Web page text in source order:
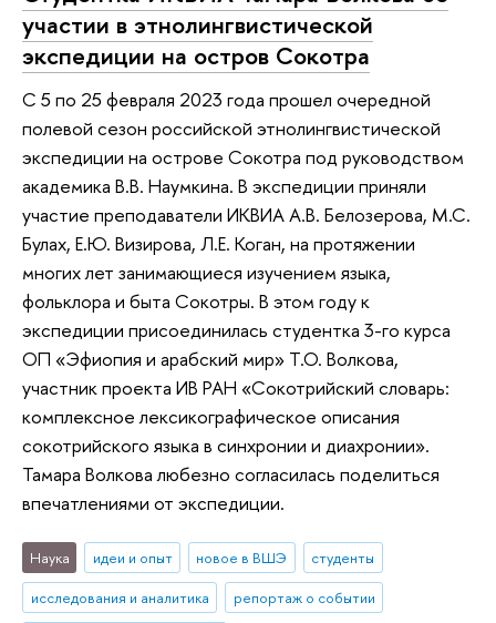
участии в этнолингвистической
экспедиции на остров Сокотра
С 5 по 25 февраля 2023 года прошел очередной
полевой сезон российской этнолингвистической
экспедиции на острове Сокотра под руководством
академика В.В. Наумкина. В экспедиции приняли
участие преподаватели ИКВИА А.В. Белозерова, М.С.
Булах, Е.Ю. Визирова, Л.Е. Коган, на протяжении
многих лет занимающиеся изучением языка,
фольклора и быта Сокотры. В этом году к
экспедиции присоединилась студентка 3-го курса
ОП «Эфиопия и арабский мир» Т.О. Волкова,
участник проекта ИВ РАН «Сокотрийский словарь:
комплексное лексикографическое описания
сокотрийского языка в синхронии и диахронии».
Тамара Волкова любезно согласилась поделиться
впечатлениями от экспедиции.
Наука идеи и опыт новое в ВШЭ
студенты
исследования и аналитика
репортаж о событии